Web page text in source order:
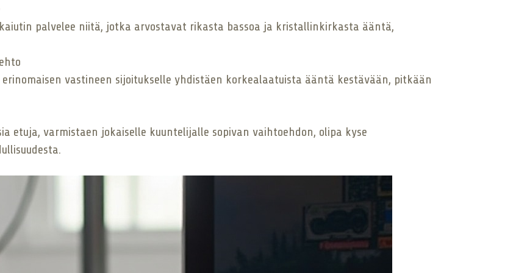
palvelee niitä, jotka arvostavat rikasta bassoa ja kristallinkirkasta ääntä,
vastineen sijoitukselle yhdistäen korkealaatuista ääntä kestävään, pitkään
etuja, varmistaen jokaiselle kuuntelijalle sopivan vaihtoehdon, olipa kyse